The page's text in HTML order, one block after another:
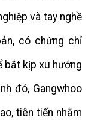
và tay nghề
có chứng chỉ
bắt kịp xu hướng
đó, Gangwhoo
tiên tiến nhằm